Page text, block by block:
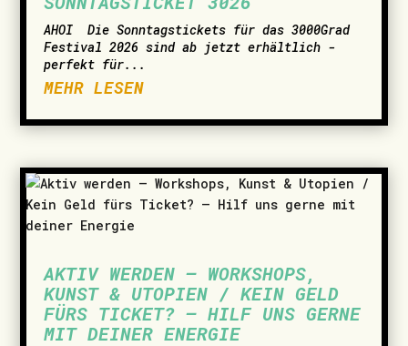
AHOI ­ Die Sonntagstickets für das 3000Grad
Festival 2026 sind ab jetzt erhältlich -
perfekt für...
MEHR LESEN
AKTIV WERDEN – WORKSHOPS,
KUNST & UTOPIEN / KEIN GELD
FÜRS TICKET? – HILF UNS GERNE
MIT DEINER ENERGIE